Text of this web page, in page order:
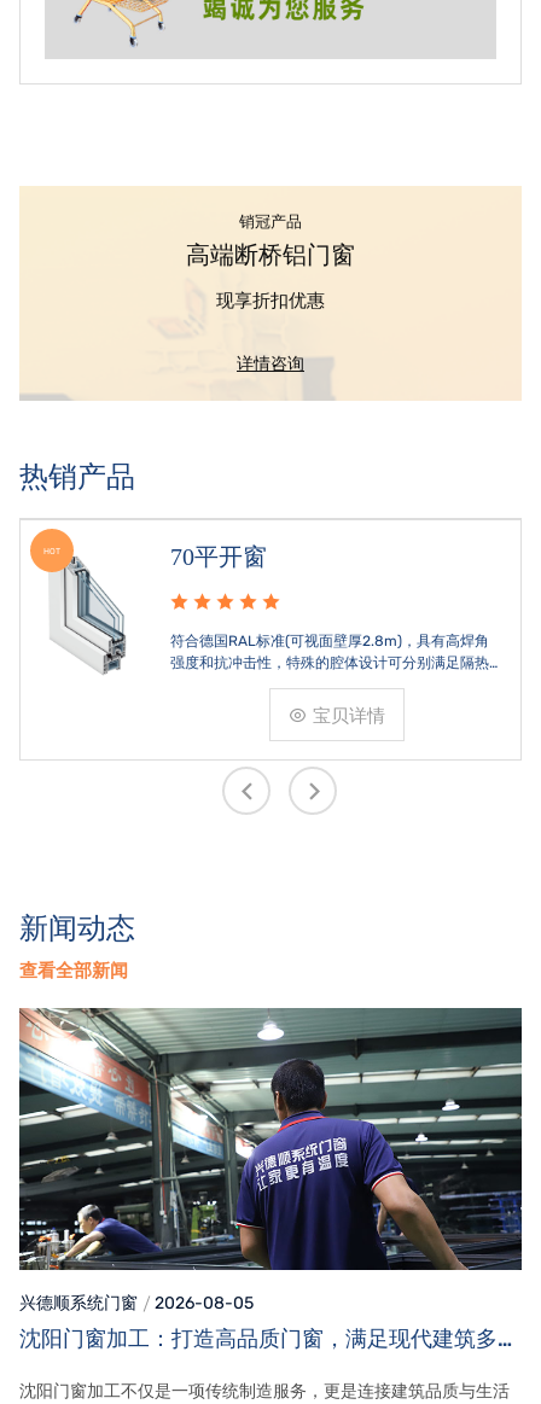
销冠产品
高端断桥铝门窗
现享折扣优惠
详情咨询
热销产品
HOT 70平开窗
符合德国RAL标准(可视面壁厚2.8m)，具有高焊角
强度和抗冲击性，特殊的腔体设计可分别满足隔热
和刚性的要求。
宝贝详情
新闻动态
查看全部新闻
兴德顺系统门窗 2026-08-05
沈阳门窗加工：打造高品质门窗，满足现代建筑多元
沈阳门窗加工不仅是一项传统制造服务，更是连接建筑品质与生活